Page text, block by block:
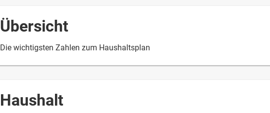
Übersicht
Die wichtigsten Zahlen zum Haushaltsplan
Haushalt